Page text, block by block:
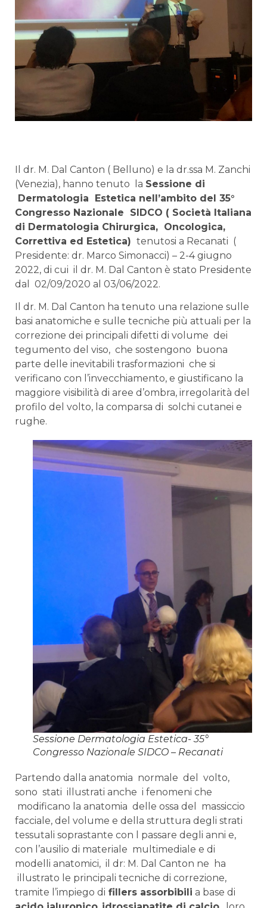
Il dr. M. Dal Canton ( Belluno) e la dr.ssa M. Zanchi
(Venezia), hanno tenuto la Sessione di
Dermatologia Estetica nell’ambito del 35°
Congresso Nazionale SIDCO ( Società Italiana
di Dermatologia Chirurgica, Oncologica,
Correttiva ed Estetica) tenutosi a Recanati (
Presidente: dr. Marco Simonacci) – 2-4 giugno
2022, di cui il dr. M. Dal Canton è stato Presidente
dal 02/09/2020 al 03/06/2022.
Il dr. M. Dal Canton ha tenuto una relazione sulle
basi anatomiche e sulle tecniche più attuali per la
correzione dei principali difetti di volume dei
tegumento del viso, che sostengono buona
parte delle inevitabili trasformazioni che si
verificano con l’invecchiamento, e giustificano la
maggiore visibilità di aree d’ombra, irregolarità del
profilo del volto, la comparsa di solchi cutanei e
rughe.
Sessione Dermatologia Estetica- 35°
Congresso Nazionale SIDCO – Recanati
Partendo dalla anatomia normale del volto,
sono stati illustrati anche i fenomeni che
modificano la anatomia delle ossa del massiccio
facciale, del volume e della struttura degli strati
tessutali soprastante con l passare degli anni e,
con l’ausilio di materiale multimediale e di
modelli anatomici, il dr: M. Dal Canton ne ha
illustrato le principali tecniche di correzione,
tramite l’impiego di fillers assorbibili a base di